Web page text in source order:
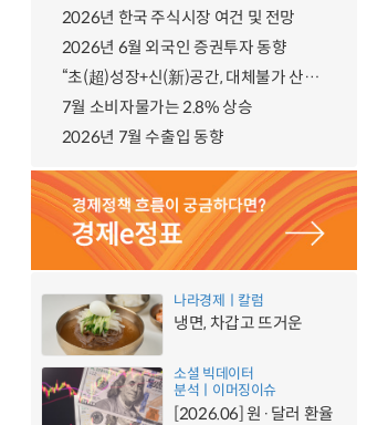
2026년 한국 주식시장 여건 및 전망
2026년 6월 외국인 증권투자 동향
“초(超)성장+신(新)공간, 대체불가 산업강국”
7월 소비자물가는 2.8% 상승
2026년 7월 수출입 동향
나라경제ㅣ칼럼
냉면, 차갑고 뜨거운
소셜 빅데이터
분석ㅣ이머징이슈
[2026.06] 원·달러 환율